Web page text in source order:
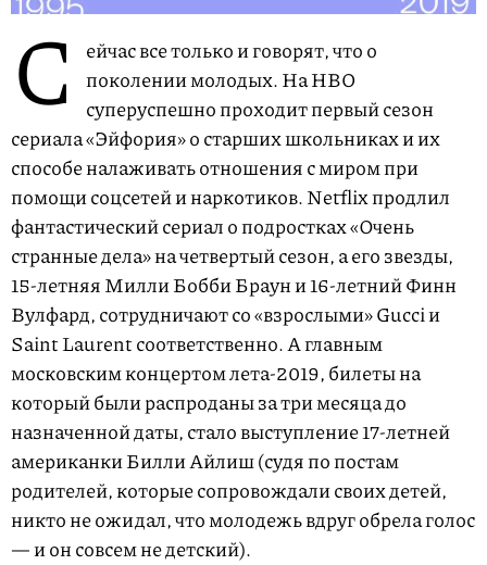
С
ейчас все только и говорят, что о
поколении молодых. На HBO
суперуспешно проходит первый сезон
сериала «Эйфория» о старших школьниках и их
способе налаживать отношения с миром при
помощи соцсетей и наркотиков. Netflix продлил
фантастический сериал о подростках «Очень
странные дела» на четвертый сезон, а его звезды,
15-летняя Милли Бобби Браун и 16-летний Финн
Вулфард, сотрудничают со «взрослыми» Gucci и
Saint Laurent соответственно. А главным
московским концертом лета-2019, билеты на
который были распроданы за три месяца до
назначенной даты, стало выступление 17-летней
американки Билли Айлиш (судя по постам
родителей, которые сопровождали своих детей,
никто не ожидал, что молодежь вдруг обрела голос
— и он совсем не детский).